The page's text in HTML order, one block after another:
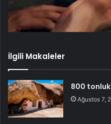
İlgili Makaleler
800 tonluk
Ağustos 7,